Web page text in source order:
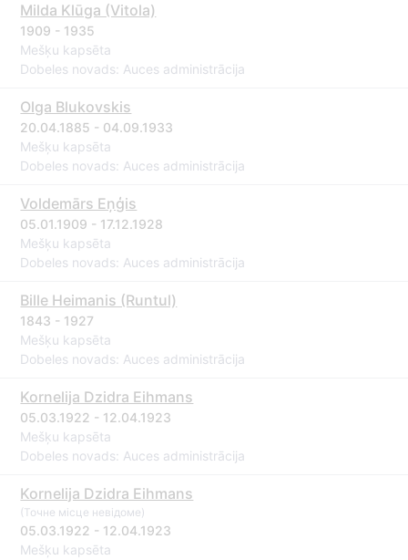
Milda Klūga (Vitola)
1909 - 1935
Mešķu kapsēta
Dobeles novads: Auces administrācija
Olga Blukovskis
20.04.1885 - 04.09.1933
Mešķu kapsēta
Dobeles novads: Auces administrācija
Voldemārs Eņģis
05.01.1909 - 17.12.1928
Mešķu kapsēta
Dobeles novads: Auces administrācija
Bille Heimanis (Runtul)
1843 - 1927
Mešķu kapsēta
Dobeles novads: Auces administrācija
Kornelija Dzidra Eihmans
05.03.1922 - 12.04.1923
Mešķu kapsēta
Dobeles novads: Auces administrācija
Kornelija Dzidra Eihmans
(Точне місце невідоме)
05.03.1922 - 12.04.1923
Mešķu kapsēta